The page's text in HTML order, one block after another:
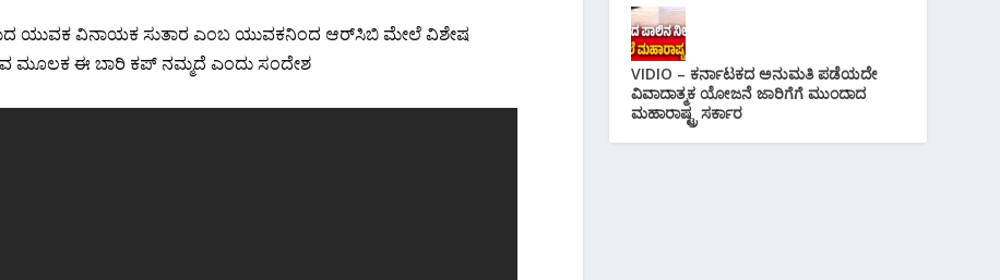
ಯುವಕ ವಿನಾಯಕ ಸುತಾರ ಎಂಬ ಯುವಕನಿಂದ ಆರ್‌ಸಿಬಿ ಮೇಲೆ ವಿಶೇಷ
ಮೂಲಕ ಈ ಬಾರಿ ಕಪ್ ನಮ್ಮದೆ ಎಂದು ಸಂದೇಶ
VIDIO – ಕರ್ನಾಟಕದ ಅನುಮತಿ ಪಡೆಯದೇ
ವಿವಾದಾತ್ಮಕ ಯೋಜನೆ ಜಾರಿಗೆಗೆ ಮುಂದಾದ
ಮಹಾರಾಷ್ಟ್ರ ಸರ್ಕಾರ